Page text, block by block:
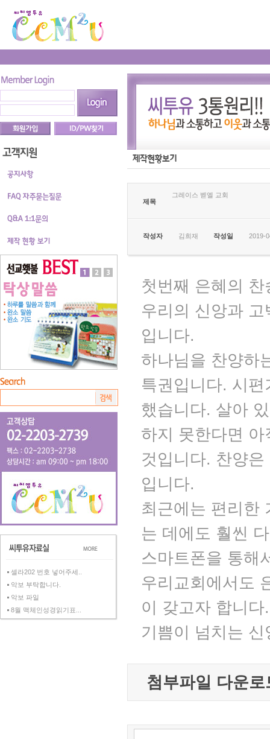
셀라202 번호 넣어주세..
악보 부탁합니다.
악보 파일
8월 맥체인성경읽기표...
제목
그레이스 벧엘 교회
작성자 김희재 작성일 2019-
첫번째 은혜의
우리의 신앙과
입니다.
하나님을 찬양하
특권입니다. 시
했습니다. 살아
하지 못한다면
것입니다. 찬양
입니다.
최근에는 편리한
는 데에도 훨씬
스마트폰을 통해
우리교회에서도
이 갖고자 합니
기쁨이 넘치는
첨부파일 다운로